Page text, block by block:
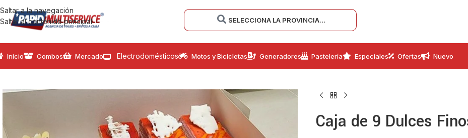
Saltar a la navegación
Saltar al contenido principal
SELECCIONA LA PROVINCIA…
Inicio Combos Mercado Electrodomésticos Motos y Bicicletas Generadores Pastelería Especiales Ofertas Nuevo
Caja de 9 Dulces